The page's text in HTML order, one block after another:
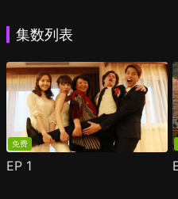
集数列表
免费
EP 1